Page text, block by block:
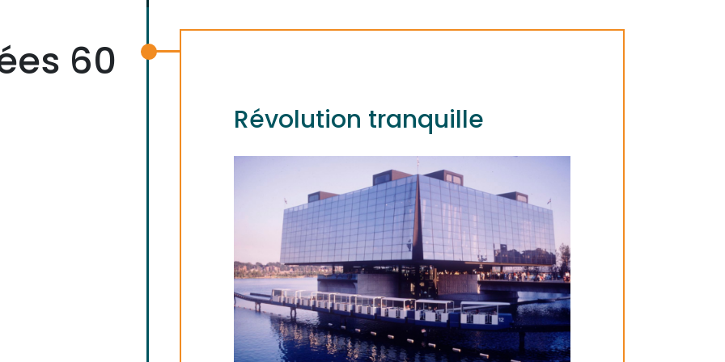
60
Révolution tranquille